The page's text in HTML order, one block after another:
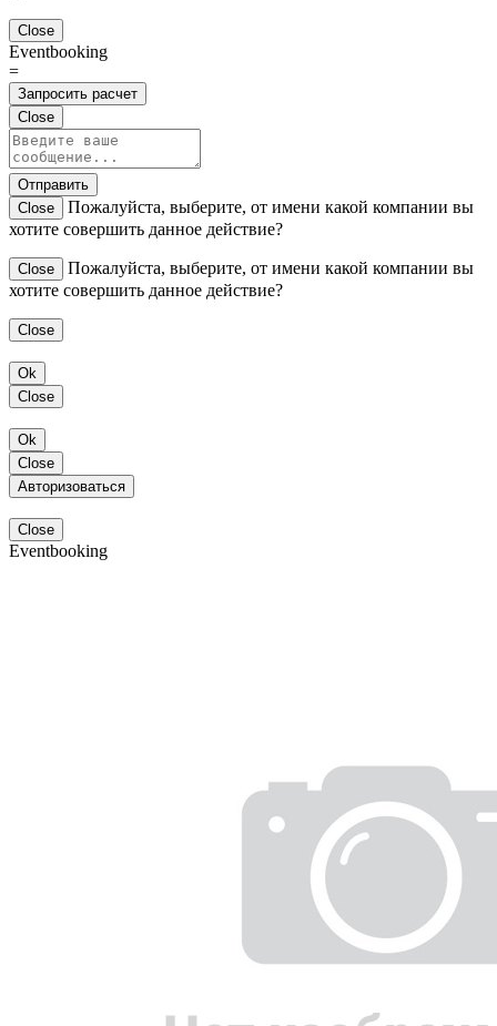
Close
Eventbooking
=
Запросить расчет
Close
Отправить
Close
Пожалуйста, выберите, от имени какой компании вы
хотите совершить данное действие?
Close
Пожалуйста, выберите, от имени какой компании вы
хотите совершить данное действие?
Close
Ok
Close
Ok
Close
Авторизоваться
Close
Eventbooking